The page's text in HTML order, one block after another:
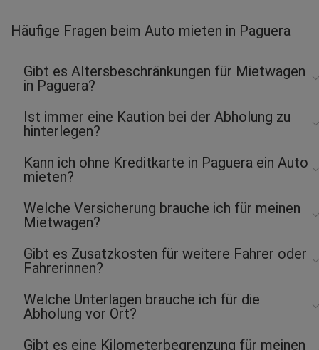
Häufige Fragen beim Auto mieten in Paguera
Gibt es Altersbeschränkungen für Mietwagen
in Paguera?
Ist immer eine Kaution bei der Abholung zu
hinterlegen?
Kann ich ohne Kreditkarte in Paguera ein Auto
mieten?
Welche Versicherung brauche ich für meinen
Mietwagen?
Gibt es Zusatzkosten für weitere Fahrer oder
Fahrerinnen?
Welche Unterlagen brauche ich für die
Abholung vor Ort?
Gibt es eine Kilometerbegrenzung für meinen